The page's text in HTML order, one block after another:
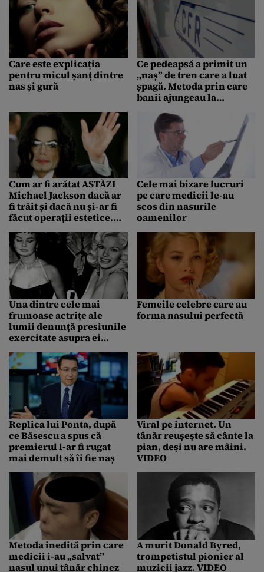
Care este explicația
pentru micul șanț dintre
nas și gură
Ce pedeapsă a primit un
„naș” de tren care a luat
șpagă. Metoda prin care
banii ajungeau la
Cum ar fi arătat ASTĂZI
Michael Jackson dacă ar
fi trăit și dacă nu și-ar fi
făcut operații estetice.
Cele mai bizare lucruri
pe care medicii le-au
scos din nasurile
oamenilor
Una dintre cele mai
frumoase actrițe ale
lumii denunță presiunile
exercitate asupra ei
estetice
Femeile celebre care au
forma nasului perfectă
Replica lui Ponta, după
ce Băsescu a spus că
premierul l-ar fi rugat
mai demult să îi fie naș
Viral pe internet. Un
tânăr reușește să cânte la
pian, deși nu are mâini.
VIDEO
Metoda inedită prin care
medicii i-au „salvat”
nasul unui tânăr chinez
A murit Donald Byred,
trompetistul pionier al
muzicii jazz. VIDEO